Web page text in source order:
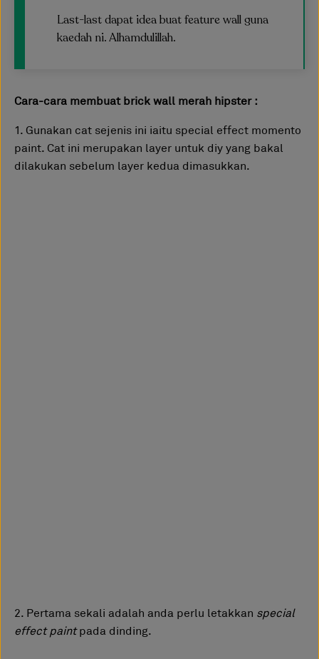
Last-last dapat idea buat feature wall guna
kaedah ni. Alhamdulillah.
Cara-cara membuat brick wall merah hipster :
1. Gunakan cat sejenis ini iaitu special effect momento
paint. Cat ini merupakan layer untuk diy yang bakal
dilakukan sebelum layer kedua dimasukkan.
2. Pertama sekali adalah anda perlu letakkan special
effect paintpada dinding.